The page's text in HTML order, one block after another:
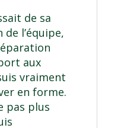
de sa
l’équipe,
aux
vraiment
en forme.
pas plus